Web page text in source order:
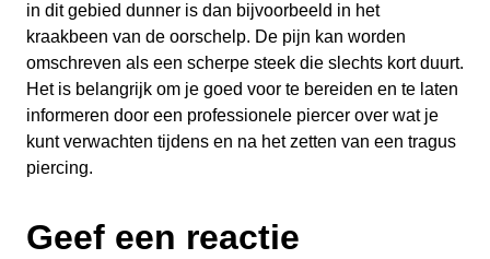
in dit gebied dunner is dan bijvoorbeeld in het
kraakbeen van de oorschelp. De pijn kan worden
omschreven als een scherpe steek die slechts kort duurt.
Het is belangrijk om je goed voor te bereiden en te laten
informeren door een professionele piercer over wat je
kunt verwachten tijdens en na het zetten van een tragus
piercing.
Geef een reactie